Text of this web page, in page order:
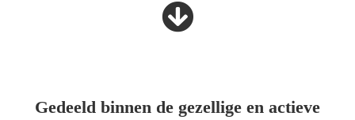
Gedeeld binnen de gezellige en actieve